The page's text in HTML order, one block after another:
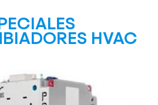
HVAC